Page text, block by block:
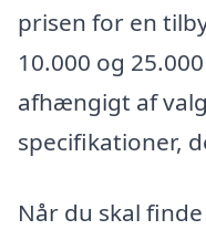
prisen for en
10.000 og
afhængigt af
specifikationer,
Når du skal